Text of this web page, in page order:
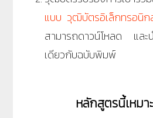
แบบ วุฒิบัตรอิเล็กทรอนิ
สามารถดาวน์โหลด และ
เดียวกับฉบับพิมพ์
หลักสูตรนี้เหมา